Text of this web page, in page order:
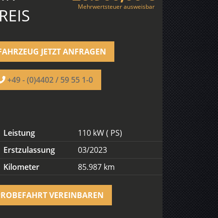
Mehrwertsteuer ausweisbar
JETZT ANFRAGEN
+49 - (0)4402 / 59 55 1-0
Leistung
110 kW ( PS)
Erstzulassung
03/2023
Kilometer
85.987 km
VEREINBAREN